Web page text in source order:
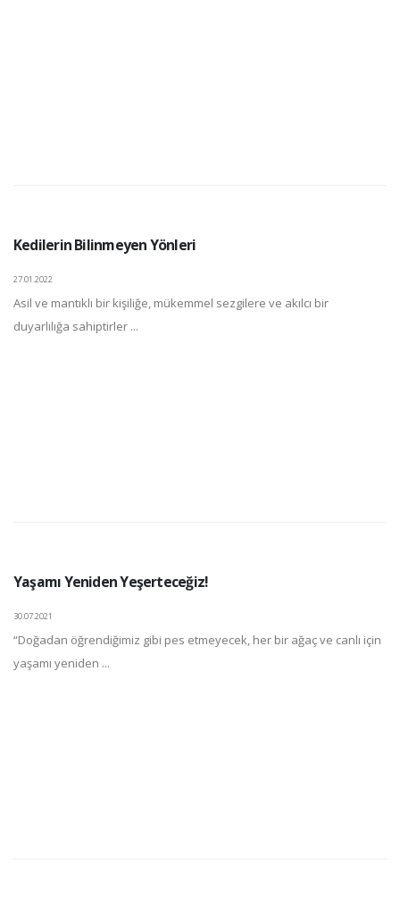
Kedilerin Bilinmeyen Yönleri
27.01.2022
Asil ve mantıklı bir kişiliğe, mükemmel sezgilere ve akılcı bir
duyarlılığa sahiptirler ...
Yaşamı Yeniden Yeşerteceğiz!
30.07.2021
“Doğadan öğrendiğimiz gibi pes etmeyecek, her bir ağaç ve canlı için
yaşamı yeniden ...